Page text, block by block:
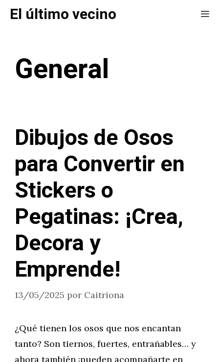
SaltarEl último vecino
General
Dibujos de Osos
para Convertir en
Stickers o
Pegatinas: ¡Crea,
Decora y
Emprende!
13/05/2025 por Caitriona
¿Qué tienen los osos que nos encantan
tanto? Son tiernos, fuertes, entrañables… y
ahora también ¡pueden acompañarte en